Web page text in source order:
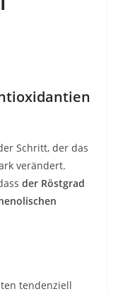
Schritt, der das
verändert.
der Röstgrad
tendenziell